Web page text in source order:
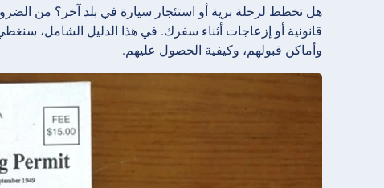
هل تخطط لرحلة برية أو استئجار سيارة في بلد آخر؟ من
قانونية أو إزعاجات أثناء سفرك. في هذا الدليل الشامل،
وأماكن قبولهم، وكيفية الحصول عليهم.